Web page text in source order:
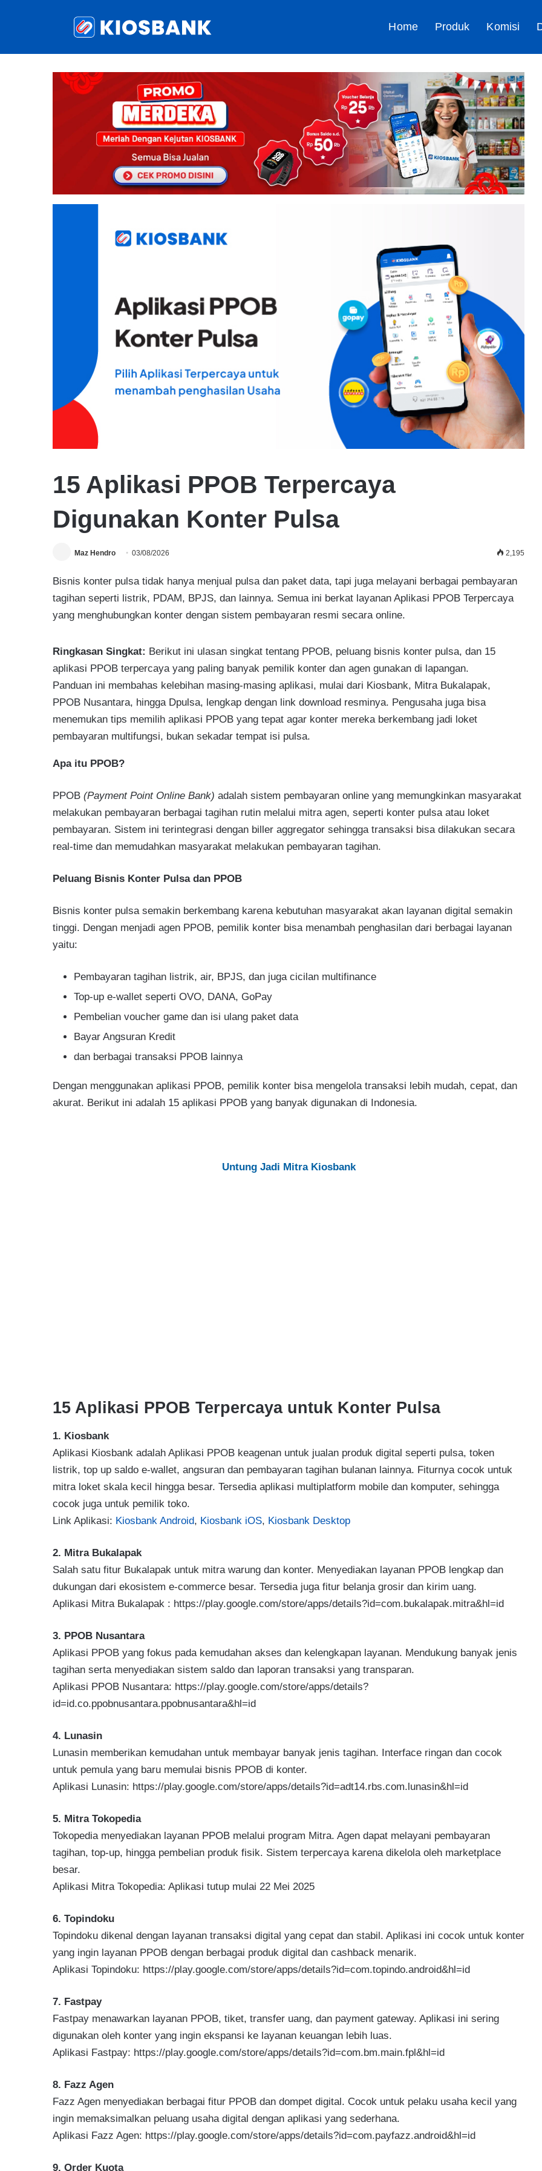
Home Produk Komisi
15 Aplikasi PPOB Terpercaya
Digunakan Konter Pulsa
Maz Hendro 03/08/2026 2,195
Bisnis konter pulsa tidak hanya menjual pulsa dan paket data, tapi juga melayani berbagai pembayaran
tagihan seperti listrik, PDAM, BPJS, dan lainnya. Semua ini berkat layanan Aplikasi PPOB Terpercaya
yang menghubungkan konter dengan sistem pembayaran resmi secara online.
Ringkasan Singkat: Berikut ini ulasan singkat tentang PPOB, peluang bisnis konter pulsa, dan 15
aplikasi PPOB terpercaya yang paling banyak pemilik konter dan agen gunakan di lapangan.
Panduan ini membahas kelebihan masing-masing aplikasi, mulai dari Kiosbank, Mitra Bukalapak,
PPOB Nusantara, hingga Dpulsa, lengkap dengan link download resminya. Pengusaha juga bisa
menemukan tips memilih aplikasi PPOB yang tepat agar konter mereka berkembang jadi loket
pembayaran multifungsi, bukan sekadar tempat isi pulsa.
Apa itu PPOB?
PPOB (Payment Point Online Bank) adalah sistem pembayaran online yang memungkinkan masyarakat
melakukan pembayaran berbagai tagihan rutin melalui mitra agen, seperti konter pulsa atau loket
pembayaran. Sistem ini terintegrasi dengan biller aggregator sehingga transaksi bisa dilakukan secara
real-time dan memudahkan masyarakat melakukan pembayaran tagihan.
Peluang Bisnis Konter Pulsa dan PPOB
Bisnis konter pulsa semakin berkembang karena kebutuhan masyarakat akan layanan digital semakin
tinggi. Dengan menjadi agen PPOB, pemilik konter bisa menambah penghasilan dari berbagai layanan
yaitu:
Pembayaran tagihan listrik, air, BPJS, dan juga cicilan multifinance
Top-up e-wallet seperti OVO, DANA, GoPay
Pembelian voucher game dan isi ulang paket data
Bayar Angsuran Kredit
dan berbagai transaksi PPOB lainnya
Dengan menggunakan aplikasi PPOB, pemilik konter bisa mengelola transaksi lebih mudah, cepat, dan
akurat. Berikut ini adalah 15 aplikasi PPOB yang banyak digunakan di Indonesia.
Untung Jadi Mitra Kiosbank
15 Aplikasi PPOB Terpercaya untuk Konter Pulsa
1. Kiosbank
Aplikasi Kiosbank adalah Aplikasi PPOB keagenan untuk jualan produk digital seperti pulsa, token
listrik, top up saldo e-wallet, angsuran dan pembayaran tagihan bulanan lainnya. Fiturnya cocok untuk
mitra loket skala kecil hingga besar. Tersedia aplikasi multiplatform mobile dan komputer, sehingga
cocok juga untuk pemilik toko.
Link Aplikasi: Kiosbank Android, Kiosbank iOS, Kiosbank Desktop
2. Mitra Bukalapak
Salah satu fitur Bukalapak untuk mitra warung dan konter. Menyediakan layanan PPOB lengkap dan
dukungan dari ekosistem e-commerce besar. Tersedia juga fitur belanja grosir dan kirim uang.
Aplikasi Mitra Bukalapak : https://play.google.com/store/apps/details?id=com.bukalapak.mitra&hl=id
3. PPOB Nusantara
Aplikasi PPOB yang fokus pada kemudahan akses dan kelengkapan layanan. Mendukung banyak jenis
tagihan serta menyediakan sistem saldo dan laporan transaksi yang transparan.
Aplikasi PPOB Nusantara: https://play.google.com/store/apps/details?
id=id.co.ppobnusantara.ppobnusantara&hl=id
4. Lunasin
Lunasin memberikan kemudahan untuk membayar banyak jenis tagihan. Interface ringan dan cocok
untuk pemula yang baru memulai bisnis PPOB di konter.
Aplikasi Lunasin: https://play.google.com/store/apps/details?id=adt14.rbs.com.lunasin&hl=id
5. Mitra Tokopedia
Tokopedia menyediakan layanan PPOB melalui program Mitra. Agen dapat melayani pembayaran
tagihan, top-up, hingga pembelian produk fisik. Sistem terpercaya karena dikelola oleh marketplace
besar.
Aplikasi Mitra Tokopedia: Aplikasi tutup mulai 22 Mei 2025
6. Topindoku
Topindoku dikenal dengan layanan transaksi digital yang cepat dan stabil. Aplikasi ini cocok untuk konter
yang ingin layanan PPOB dengan berbagai produk digital dan cashback menarik.
Aplikasi Topindoku: https://play.google.com/store/apps/details?id=com.topindo.android&hl=id
7. Fastpay
Fastpay menawarkan layanan PPOB, tiket, transfer uang, dan payment gateway. Aplikasi ini sering
digunakan oleh konter yang ingin ekspansi ke layanan keuangan lebih luas.
Aplikasi Fastpay: https://play.google.com/store/apps/details?id=com.bm.main.fpl&hl=id
8. Fazz Agen
Fazz Agen menyediakan berbagai fitur PPOB dan dompet digital. Cocok untuk pelaku usaha kecil yang
ingin memaksimalkan peluang usaha digital dengan aplikasi yang sederhana.
Aplikasi Fazz Agen: https://play.google.com/store/apps/details?id=com.payfazz.android&hl=id
9. Order Kuota